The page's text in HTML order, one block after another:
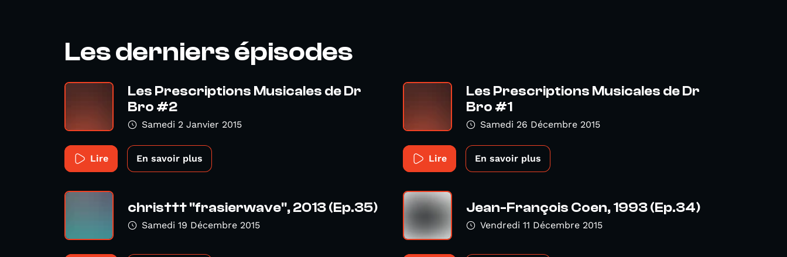
Les derniers épisodes
Les Prescriptions Musicales de Dr
Bro #2
Samedi 2 Janvier 2015
Lire En savoir plus
Les Prescriptions Musicales de Dr
Bro #1
Samedi 26 Décembre 2015
Lire En savoir plus
chris††† "frasierwave", 2013 (Ep.35)
Samedi 19 Décembre 2015
Jean-François Coen, 1993 (Ep.34)
Vendredi 11 Décembre 2015